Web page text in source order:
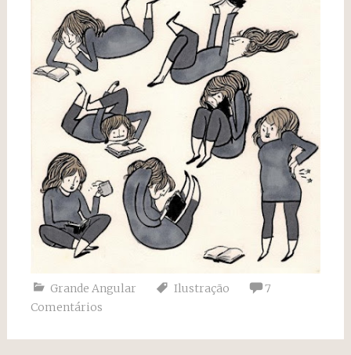
Grande Angular Ilustração
7
Comentários